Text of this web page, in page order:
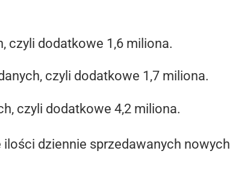
czyli dodatkowe 1,6 miliona.
czyli dodatkowe 1,7 miliona.
czyli dodatkowe 4,2 miliona.
dziennie sprzedawanych nowych